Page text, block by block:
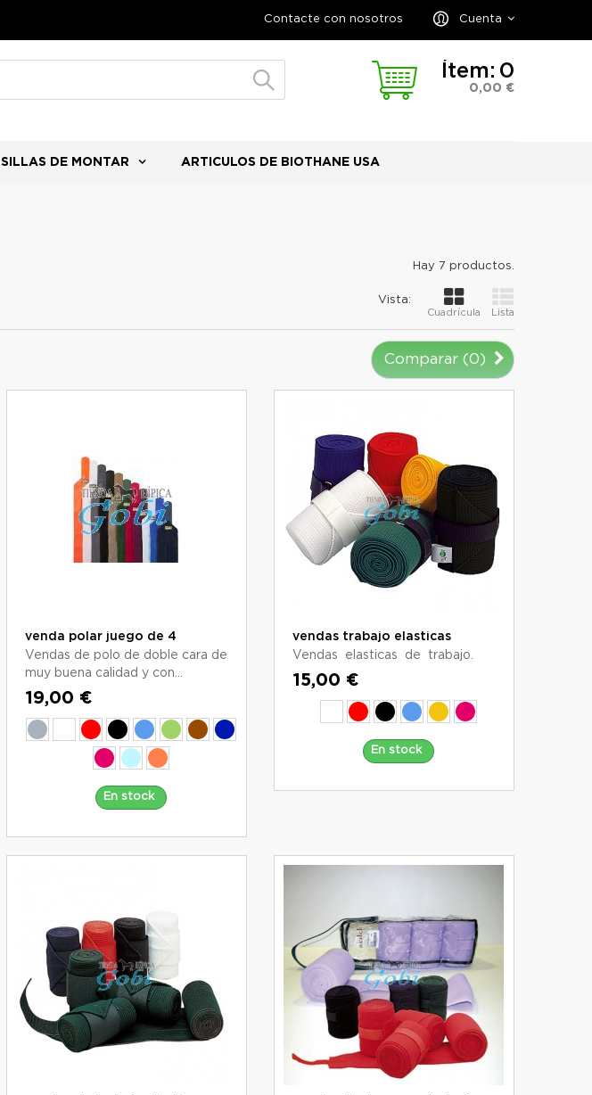
Cuenta
Contacte con nosotros
Ítem: 0
0,00 €
SILLAS DE MONTAR ARTICULOS DE BIOTHANE USA
Hay 7 productos.
Vista:
Cuadrícula Lista
Comparar (0)
venda polar juego de 4
Vendas de polo de doble cara de
muy buena calidad y con...
19,00 €
En stock
vendas trabajo elasticas
Vendas elasticas de trabajo.
15,00 €
En stock